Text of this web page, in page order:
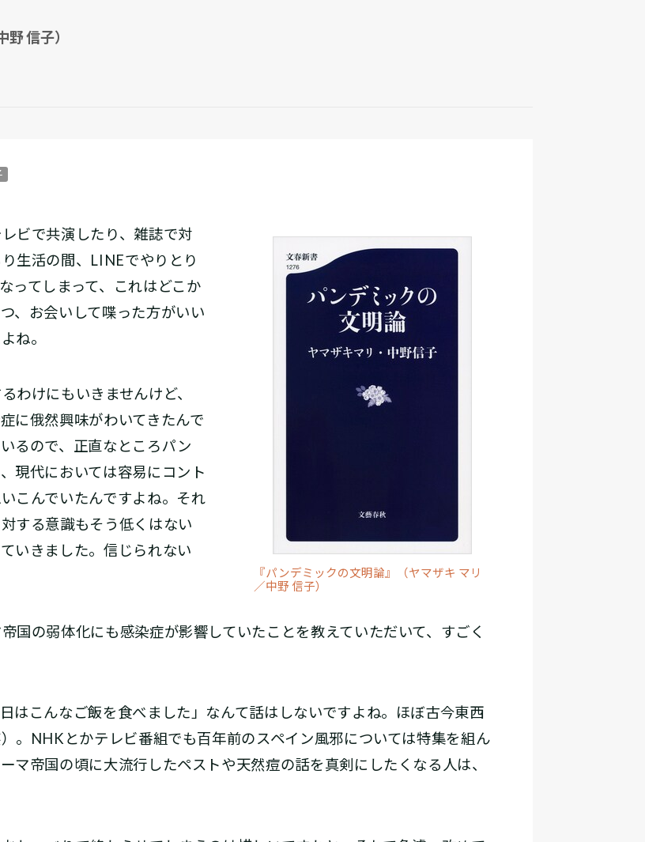
信子）
『パンデミックの文明論』（ヤマザキ マリ
／中野 信子）
ビで共演したり、雑誌で対
生活の間、LINEでやりとり
ってしまって、これはどこか
、お会いして喋った方がいい
ね。
わけにもいきませんけど、
に俄然興味がわいてきたんで
るので、正直なところパン
現代においては容易にコント
こんでいたんですよね。それ
する意識もそう低くはない
いきました。信じられない
国の弱体化にも感染症が影響していたことを教えていただいて、すごく
はこんなご飯を食べました」なんて話はしないですよね。ほぼ古今東西
。NHKとかテレビ番組でも百年前のスペイン風邪については特集を組ん
マ帝国の頃に大流行したペストや天然痘の話を真剣にしたくなる人は、